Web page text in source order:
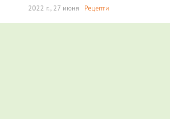
2022 г., 27 июня Рецепти